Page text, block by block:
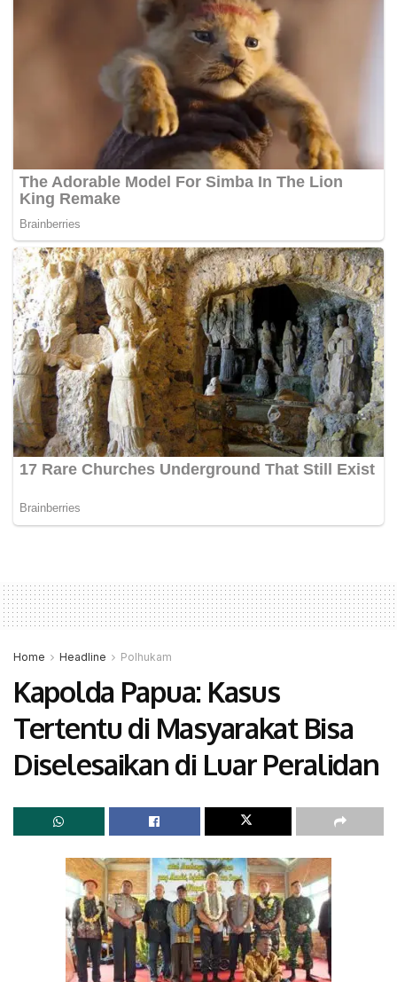
Home Headline Polhukam
Kapolda Papua: Kasus
Tertentu di Masyarakat Bisa
Diselesaikan di Luar Peralidan